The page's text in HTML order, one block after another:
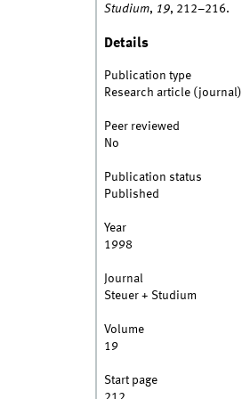
Studium, 19, 212–216.
Details
Publication type
Research article (journal)
Peer reviewed
No
Publication status
Published
Year
1998
Journal
Steuer + Studium
Volume
19
Start page